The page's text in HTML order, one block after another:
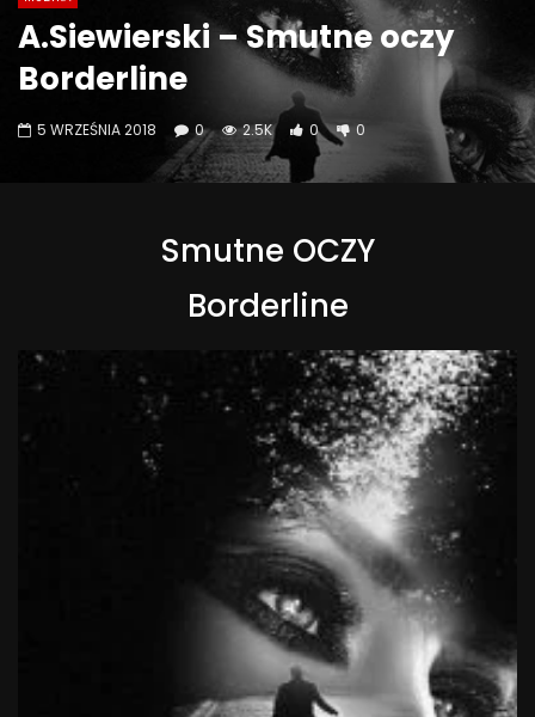
A.Siewierski – Smutne oczy
Borderline
5 WRZEŚNIA 2018 0 2.5K 0 0
Smutne OCZY
Borderline